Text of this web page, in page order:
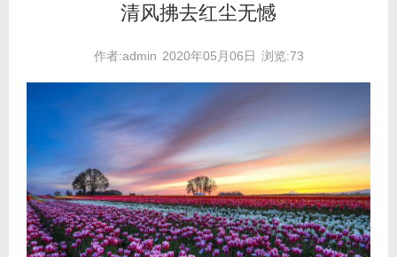
清风拂去红尘无憾
作者:admin 2020年05月06日 浏览:73